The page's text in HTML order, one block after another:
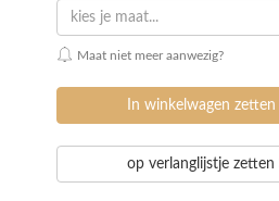
kies je maat...
Maat niet meer aanwezig?
In winkelwagen zetten
op verlanglijstje zetten